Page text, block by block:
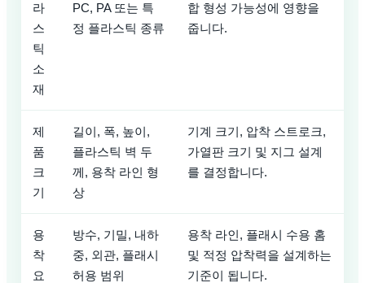
라
스
틱
소
재
PC, PA 또는 특
정 플라스틱 종류
합 형성 가능성에 영향을
줍니다.
제
품
크
기
길이, 폭, 높이,
플라스틱 벽 두
께, 용착 라인 형
상
기계 크기, 압착 스트로크,
가열판 크기 및 지그 설계
를 결정합니다.
용
착
요
방수, 기밀, 내하
중, 외관, 플래시
허용 범위
용착 라인, 플래시 수용 홈
및 적정 압착력을 설계하는
기준이 됩니다.